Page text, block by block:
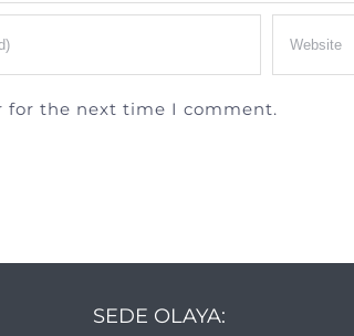
for the next time I comment.
SEDE OLAYA: